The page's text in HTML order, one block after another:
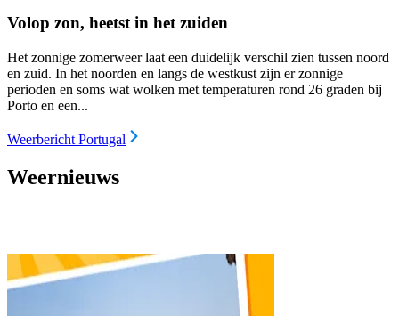
Volop zon, heetst in het zuiden
Het zonnige zomerweer laat een duidelijk verschil zien tussen noord
en zuid. In het noorden en langs de westkust zijn er zonnige
perioden en soms wat wolken met temperaturen rond 26 graden bij
Porto en een...
Weerbericht Portugal
Weernieuws